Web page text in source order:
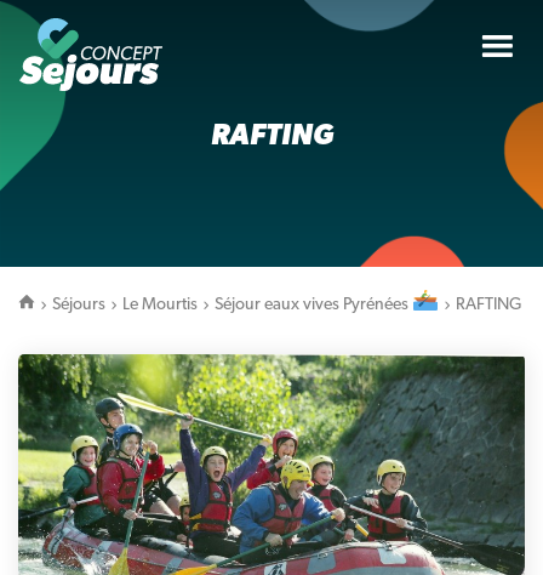
RAFTING
Séjours Le Mourtis Séjour eaux vives Pyrénées RAFTING